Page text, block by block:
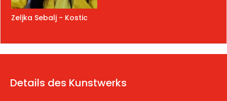
Zeljka Sebalj - Kostic
Details des Kunstwerks